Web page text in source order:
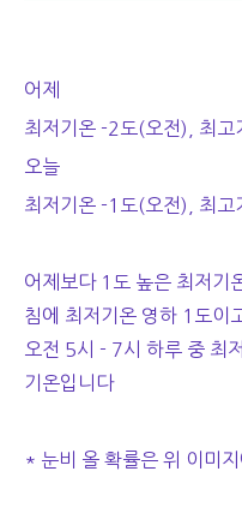
어제
최저기온 -2도(오전), 최고
오늘
최저기온 -1도(오전), 최고
어제보다 1도 높은 최저기
침에 최저기온 영하 1도이
오전 5시 - 7시 하루 중 최
기온입니다
* 눈비 올 확률은 위 이미